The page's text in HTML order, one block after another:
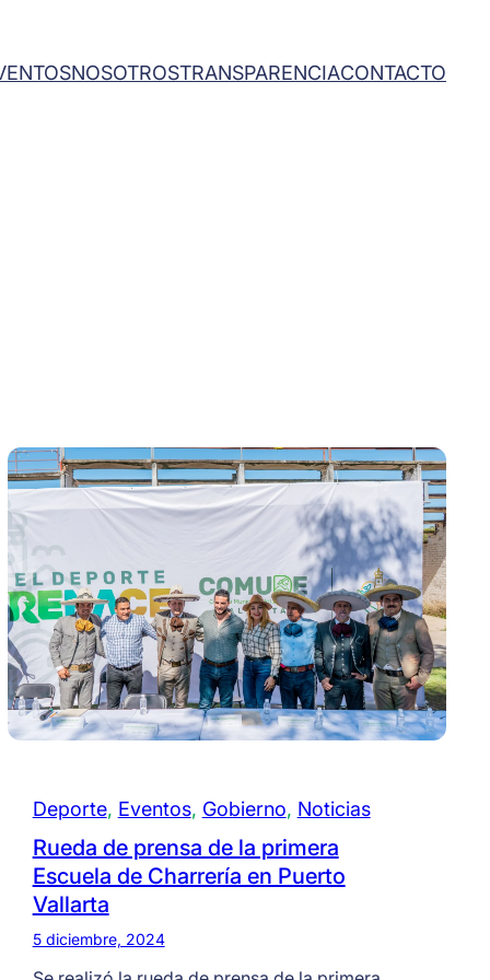
NOSOTROSTRANSPARENCIACONTACTO
Deporte, Eventos, Gobierno, Noticias
Rueda de prensa de la primera
Escuela de Charrería en Puerto
Vallarta
5 diciembre, 2024